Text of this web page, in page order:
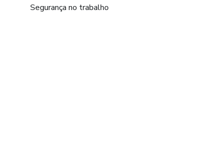
Segurança no trabalho